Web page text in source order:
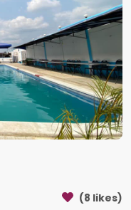
(8 likes)